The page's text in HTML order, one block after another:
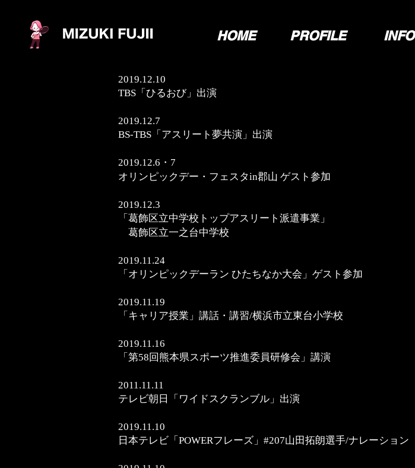
HOME PROFILE INFO
2019.12.10
TBS「ひるおび」出演
2019.12.7
BS-TBS「アスリート夢共演」出演
2019.12.6・7
オリンピックデー・フェスタin郡山 ゲスト参加
2019.12.3
「葛飾区立中学校トップアスリート派遣事業」
葛飾区立一之台中学校
2019.11.24
「オリンピックデーラン ひたちなか大会」ゲスト参加
2019.11.19
「キャリア授業」講話・講習/横浜市立東台小学校
2019.11.16
「第58回熊本県スポーツ推進委員研修会」講演
2011.11.11
テレビ朝日「ワイドスクランブル」出演
2019.11.10
日本テレビ「POWERフレーズ」#207山田拓朗選手/ナレーション